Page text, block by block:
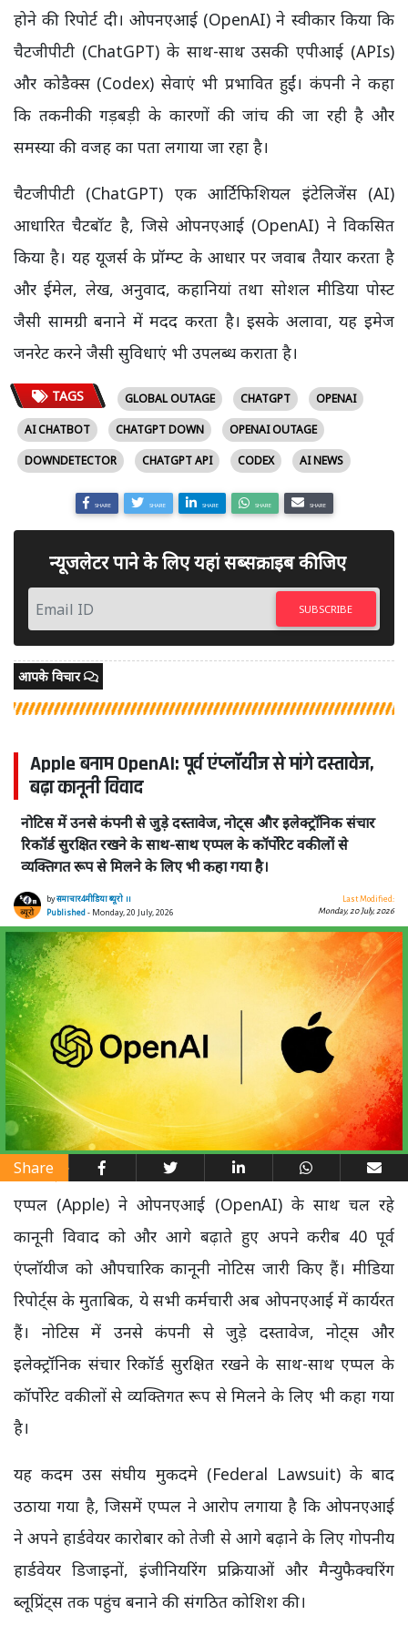
होने की रिपोर्ट दी। ओपनएआई (OpenAI) ने स्वीकार किया कि
चैटजीपीटी (ChatGPT) के साथ-साथ उसकी एपीआई (APIs)
और कोडैक्स (Codex) सेवाएं भी प्रभावित हुईं। कंपनी ने कहा
कि तकनीकी गड़बड़ी के कारणों की जांच की जा रही है और
समस्या की वजह का पता लगाया जा रहा है।
चैटजीपीटी (ChatGPT) एक आर्टिफिशियल इंटेलिजेंस (AI)
आधारित चैटबॉट है, जिसे ओपनएआई (OpenAI) ने विकसित
किया है। यह यूजर्स के प्रॉम्प्ट के आधार पर जवाब तैयार करता है
और ईमेल, लेख, अनुवाद, कहानियां तथा सोशल मीडिया पोस्ट
जैसी सामग्री बनाने में मदद करता है। इसके अलावा, यह इमेज
जनरेट करने जैसी सुविधाएं भी उपलब्ध कराता है।
TAGS GLOBAL OUTAGE CHATGPT
OPENAI
AI CHATBOT
CHATGPT DOWN
OPENAI OUTAGE
DOWNDETECTOR
CHATGPT API CODEX AI NEWS
SHARE SHARE SHARE SHARE SHARE
न्यूजलेटर पाने के लिए यहां सब्सक्राइब कीजिए
SUBSCRIBE
आपके विचार
Apple बनाम OpenAI: पूर्व एंप्लॉयीज से मांगे दस्तावेज,
बढ़ा कानूनी विवाद
नोटिस में उनसे कंपनी से जुड़े दस्तावेज, नोट्स और इलेक्ट्रॉनिक संचार
रिकॉर्ड सुरक्षित रखने के साथ-साथ एप्पल के कॉर्पोरेट वकीलों से
व्यक्तिगत रूप से मिलने के लिए भी कहा गया है।
byसमाचार4मीडिया ब्यूरो ।।
Published- Monday, 20 July, 2026
Last Modified:
Monday, 20 July, 2026
Share
एप्पल (Apple) ने ओपनएआई (OpenAI) के साथ चल रहे
कानूनी विवाद को और आगे बढ़ाते हुए अपने करीब 40 पूर्व
एंप्लॉयीज को औपचारिक कानूनी नोटिस जारी किए हैं। मीडिया
रिपोर्ट्स के मुताबिक, ये सभी कर्मचारी अब ओपनएआई में कार्यरत
हैं। नोटिस में उनसे कंपनी से जुड़े दस्तावेज, नोट्स और
इलेक्ट्रॉनिक संचार रिकॉर्ड सुरक्षित रखने के साथ-साथ एप्पल के
कॉर्पोरेट वकीलों से व्यक्तिगत रूप से मिलने के लिए भी कहा गया
है।
यह कदम उस संघीय मुकदमे (Federal Lawsuit) के बाद
उठाया गया है, जिसमें एप्पल ने आरोप लगाया है कि ओपनएआई
ने अपने हार्डवेयर कारोबार को तेजी से आगे बढ़ाने के लिए गोपनीय
हार्डवेयर डिजाइनों, इंजीनियरिंग प्रक्रियाओं और मैन्युफैक्चरिंग
ब्लूप्रिंट्स तक पहुंच बनाने की संगठित कोशिश की।